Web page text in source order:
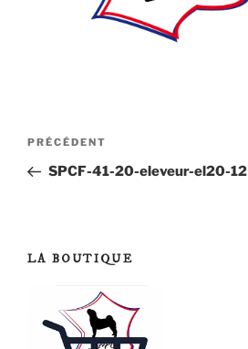
Navigation
de
Article
précédent
PRÉCÉDENT
SPCF-41-20-eleveur-el20-12
LA BOUTIQUE